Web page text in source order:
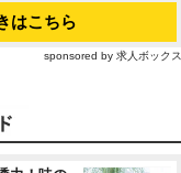
はこちら
sponsored by 求人ボックス